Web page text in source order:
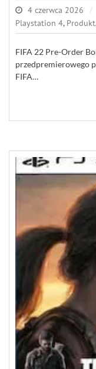
4 czerwca 2026
Playstation 4, Produkt
FIFA 22 Pre-Order
przedpremierowego
FIFA…